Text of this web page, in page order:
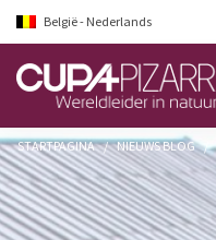
België - Nederlands
STARTPAGINA / NIEUWS BLOG /